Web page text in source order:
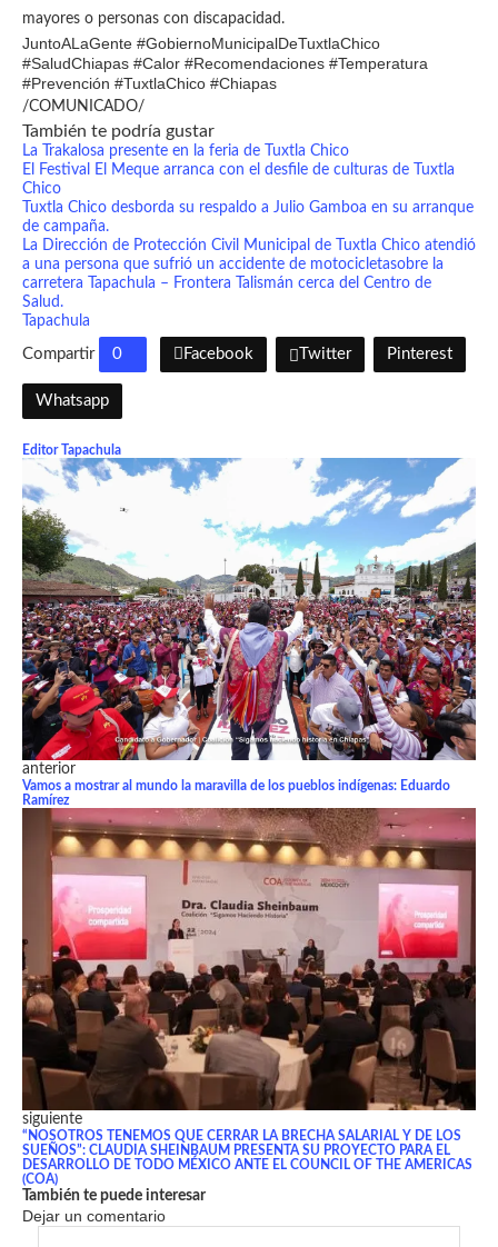
mayores o personas con discapacidad.
JuntoALaGente #GobiernoMunicipalDeTuxtlaChico
#SaludChiapas #Calor #Recomendaciones #Temperatura
#Prevención #TuxtlaChico #Chiapas
/COMUNICADO/
También te podría gustar
La Trakalosa presente en la feria de Tuxtla Chico
El Festival El Meque arranca con el desfile de culturas de Tuxtla
Chico
Tuxtla Chico desborda su respaldo a Julio Gamboa en su arranque
de campaña.
La Dirección de Protección Civil Municipal de Tuxtla Chico atendió
a una persona que sufrió un accidente de motocicletasobre la
carretera Tapachula – Frontera Talismán cerca del Centro de
Salud.
Tapachula
Compartir 0 Facebook Twitter Pinterest
Whatsapp
Editor Tapachula
anterior
Vamos a mostrar al mundo la maravilla de los pueblos indígenas: Eduardo
Ramírez
siguiente
“NOSOTROS TENEMOS QUE CERRAR LA BRECHA SALARIAL Y DE LOS
SUEÑOS”: CLAUDIA SHEINBAUM PRESENTA SU PROYECTO PARA EL
DESARROLLO DE TODO MÉXICO ANTE EL COUNCIL OF THE AMERICAS
(COA)
También te puede interesar
Dejar un comentario